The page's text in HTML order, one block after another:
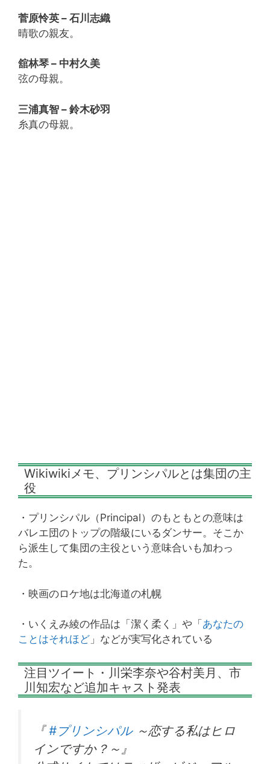
菅原怜英 – 石川志織
晴歌の親友。
舘林琴 – 中村久美
弦の母親。
三浦真智 – 鈴木砂羽
糸真の母親。
Wikiwikiメモ、プリンシパルとは集団の主
役
・プリンシパル（Principal）のもともとの意味は
バレエ団のトップの階級にいるダンサー。そこか
ら派生して集団の主役という意味合いも加わっ
た。
・映画のロケ地は北海道の札幌
・いくえみ綾の作品は「潔く柔く」や「 あなたの
ことはそれほど 」などが実写化されている
注目ツイート・川栄李奈や谷村美月、市
川知宏など追加キャスト発表
『#プリンシパル～恋する私はヒロ
インですか？～』